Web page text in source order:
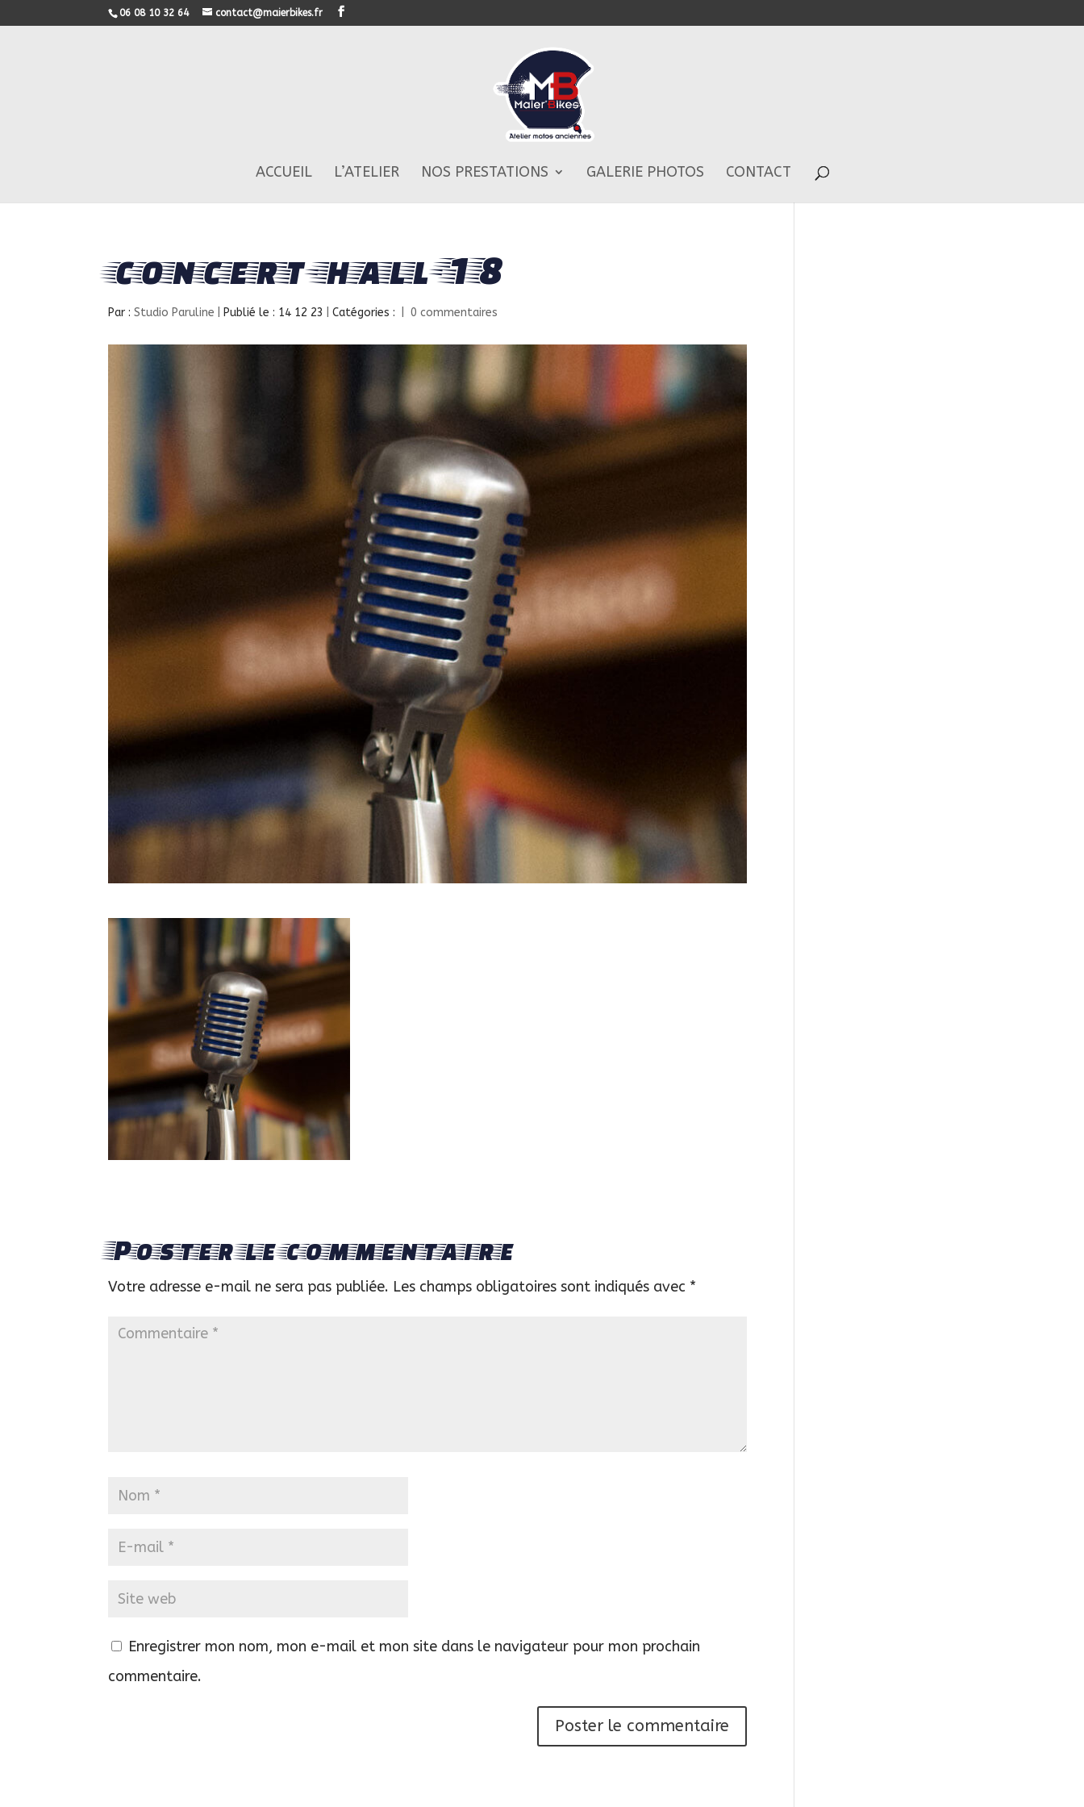
06 08 10 32 64 contact@maierbikes.fr
ACCUEIL L’ATELIER NOS PRESTATIONS GALERIE PHOTOS CONTACT
concert-hall-18
Par :Studio Paruline Publié le : 14 12 23 Catégories : 0 commentaires
Poster le commentaire
Votre adresse e-mail ne sera pas publiée. Les champs obligatoires sont indiqués avec *
Enregistrer mon nom, mon e-mail et mon site dans le navigateur pour mon prochain
commentaire.